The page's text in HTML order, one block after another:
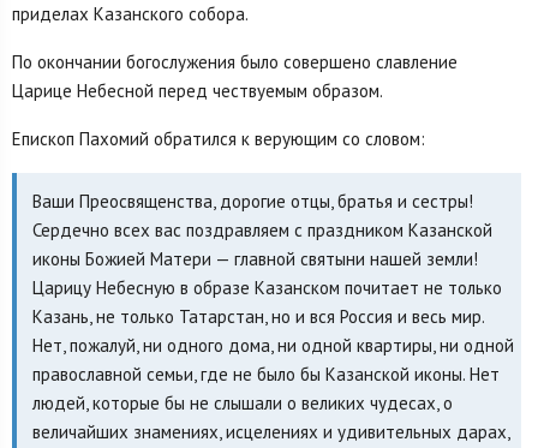
приделах Казанского собора.
По окончании богослужения было совершено славление
Царице Небесной перед чествуемым образом.
Епископ Пахомий обратился к верующим со словом:
Ваши Преосвященства, дорогие отцы, братья и сестры!
Сердечно всех вас поздравляем с праздником Казанской
иконы Божией Матери — главной святыни нашей земли!
Царицу Небесную в образе Казанском почитает не только
Казань, не только Татарстан, но и вся Россия и весь мир.
Нет, пожалуй, ни одного дома, ни одной квартиры, ни одной
православной семьи, где не было бы Казанской иконы. Нет
людей, которые бы не слышали о великих чудесах, о
величайших знамениях, исцелениях и удивительных дарах,